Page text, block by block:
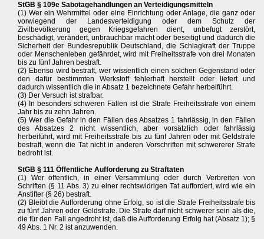
StGB § 109e Sabotagehandlungen an Verteidigungsmitteln
(1) Wer ein Wehrmittel oder eine Einrichtung oder Anlage, die ganz oder
vorwiegend der Landesverteidigung oder dem Schutz der
Zivilbevölkerung gegen Kriegsgefahren dient, unbefugt zerstört,
beschädigt, verändert, unbrauchbar macht oder beseitigt und dadurch die
Sicherheit der Bundesrepublik Deutschland, die Schlagkraft der Truppe
oder Menschenleben gefährdet, wird mit Freiheitsstrafe von drei Monaten
bis zu fünf Jahren bestraft.
(2) Ebenso wird bestraft, wer wissentlich einen solchen Gegenstand oder
den dafür bestimmten Werkstoff fehlerhaft herstellt oder liefert und
dadurch wissentlich die in Absatz 1 bezeichnete Gefahr herbeiführt.
(3) Der Versuch ist strafbar.
(4) In besonders schweren Fällen ist die Strafe Freiheitsstrafe von einem
Jahr bis zu zehn Jahren.
(5) Wer die Gefahr in den Fällen des Absatzes 1 fahrlässig, in den Fällen
des Absatzes 2 nicht wissentlich, aber vorsätzlich oder fahrlässig
herbeiführt, wird mit Freiheitsstrafe bis zu fünf Jahren oder mit Geldstrafe
bestraft, wenn die Tat nicht in anderen Vorschriften mit schwererer Strafe
bedroht ist.
StGB § 111 Öffentliche Aufforderung zu Straftaten
(1) Wer öffentlich, in einer Versammlung oder durch Verbreiten von
Schriften (§ 11 Abs. 3) zu einer rechtswidrigen Tat auffordert, wird wie ein
Anstifter (§ 26) bestraft.
(2) Bleibt die Aufforderung ohne Erfolg, so ist die Strafe Freiheitsstrafe bis
zu fünf Jahren oder Geldstrafe. Die Strafe darf nicht schwerer sein als die,
die für den Fall angedroht ist, daß die Aufforderung Erfolg hat (Absatz 1); §
49 Abs. 1 Nr. 2 ist anzuwenden.